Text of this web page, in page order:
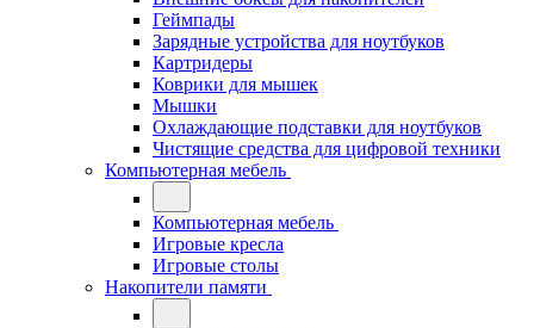
Геймпады
Зарядные устройства для ноутбуков
Картридеры
Коврики для мышек
Мышки
Охлаждающие подставки для ноутбуков
Чистящие средства для цифровой техники
Компьютерная мебель
Компьютерная мебель
Игровые кресла
Игровые столы
Накопители памяти